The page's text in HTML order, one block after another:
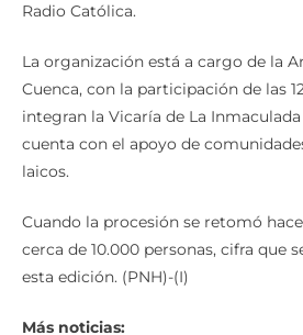
Radio Católica.
La organización está a cargo de la
Cuenca, con la participación de las
integran la Vicaría de La
cuenta con el apoyo de
laicos.
Cuando la procesión se retomó
cerca de 10.000 personas, cifra que
esta edición. (PNH)-(I)
Más noticias: